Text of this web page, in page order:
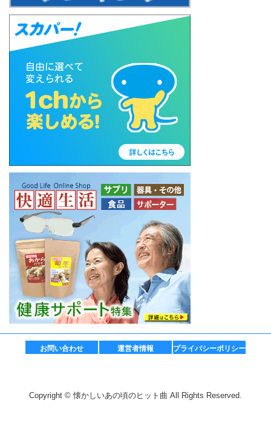
お問い合わせ 運営者情報 プライバシーポリシー
Copyright © 懐かしいあの頃のヒット曲 All Rights Reserved.